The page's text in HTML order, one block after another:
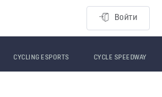
Войти
CYCLING ESPORTS CYCLE SPEEDWAY